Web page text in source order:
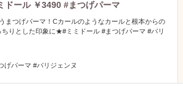
ドール ￥3490 #まつげパーマ
まつげパーマ！Cカールのようなカールと根本からの
りとした印象に★#ミミドール #まつげパーマ #パリ
げパーマ #パリジェンヌ